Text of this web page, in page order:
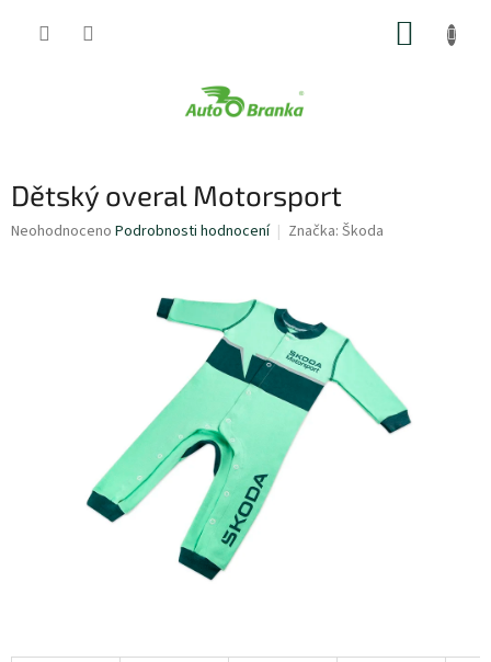
Dětský overal Motorsport
Průměrné
Neohodnoceno Podrobnosti hodnocení Značka: Škoda